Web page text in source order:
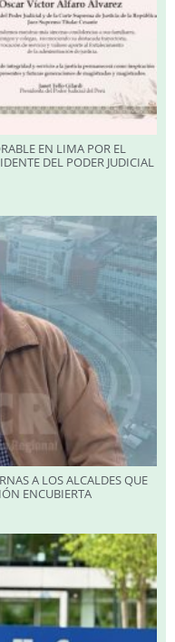
EN LIMA POR EL
DEL PODER JUDICIAL
A LOS ALCALDES QUE
ENCUBIERTA